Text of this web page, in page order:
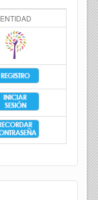
ENTIDAD